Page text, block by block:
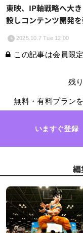
東映、IP軸戦略へ大
設しコンテンツ開発
2025.10.7 Tue 12:00
この記事は会員限
残
無料・有料プラン
いますぐ登録